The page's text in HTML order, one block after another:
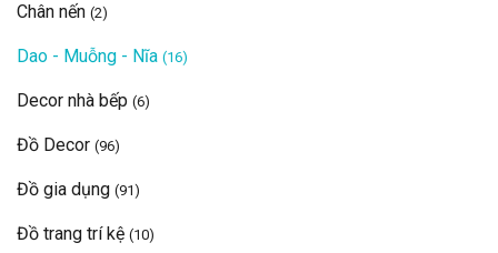
Chân nến (2)
Dao - Muỗng - Nĩa (16)
Decor nhà bếp (6)
Đồ Decor (96)
Đồ gia dụng (91)
Đồ trang trí kệ (10)